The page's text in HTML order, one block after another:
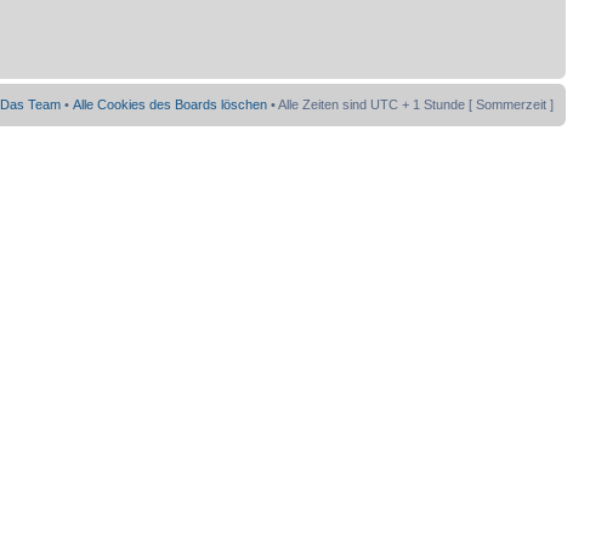
Das Team • Alle Cookies des Boards löschen • Alle Zeiten sind UTC + 1 Stunde [ Sommerzeit ]